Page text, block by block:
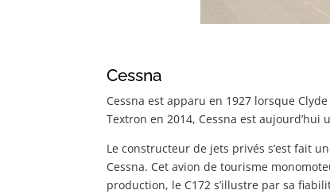
Cessna
Cessna est apparu en 1927 lorsque
Textron en 2014, Cessna est
Le constructeur de jets privés s’est fait
Cessna. Cet avion de tourisme
production, le C172 s’illustre par sa